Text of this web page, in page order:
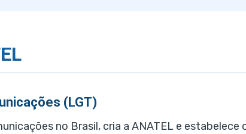
(LGT)
no Brasil, cria a ANATEL e estabelece